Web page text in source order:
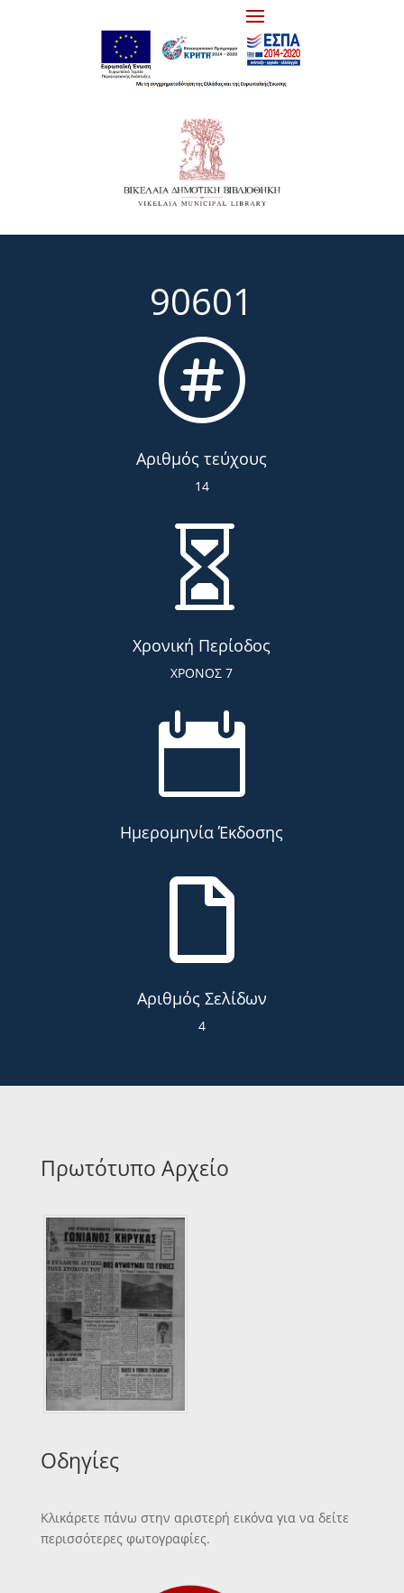
90601

Αριθμός τεύχους
14

Χρονική Περίοδος
ΧΡΟΝΟΣ 7

Ημερομηνία Έκδοσης

Αριθμός Σελίδων
4
Πρωτότυπο Αρχείο
Οδηγίες
Κλικάρετε πάνω στην αριστερή εικόνα για να δείτε
περισσότερες φωτογραφίες.